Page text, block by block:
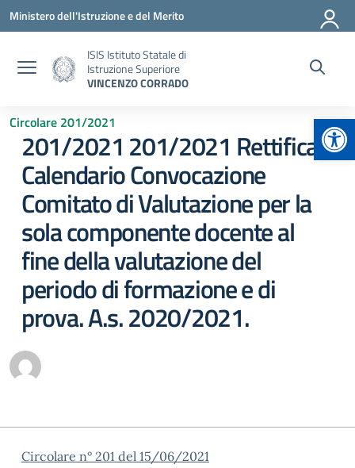
Vai ai contenuti
Vai al menu di navigazione
Vai al footer
Ministero dell'Istruzione e del Merito
ISIS Istituto Statale di
Istruzione Superiore
VINCENZO CORRADO
Circolare 201/2021
201/2021 201/2021 Rettifica
Calendario Convocazione
Comitato di Valutazione per la
sola componente docente al
fine della valutazione del
periodo di formazione e di
prova. A.s. 2020/2021.
Circolare n° 201 del 15/06/2021